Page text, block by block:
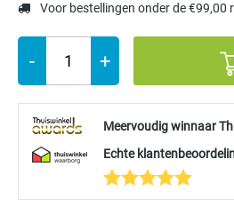
Voor bestellingen onder de €99,00
- +
Meervoudig winnaar
Echte